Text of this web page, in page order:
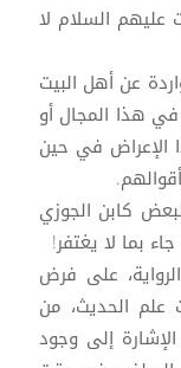
عليهم السلام لا
عن أهل البيت
هذا المجال أو
في حين
كابن الجوزي
بما لا يغتفر!
على فرض
الحديث، من
إلى وجود